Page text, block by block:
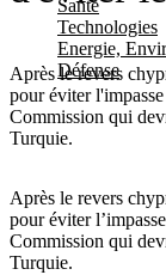
Santé
Technologies
Energie,
Défense
Après le revers
pour éviter
Commission qui
Turquie.
Après le revers
pour éviter
Commission qui
Turquie.